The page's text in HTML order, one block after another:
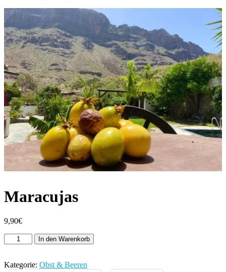
Maracujas
9,90€
Maracujas
Menge
In den Warenkorb
Kategorie: Obst & Beeren